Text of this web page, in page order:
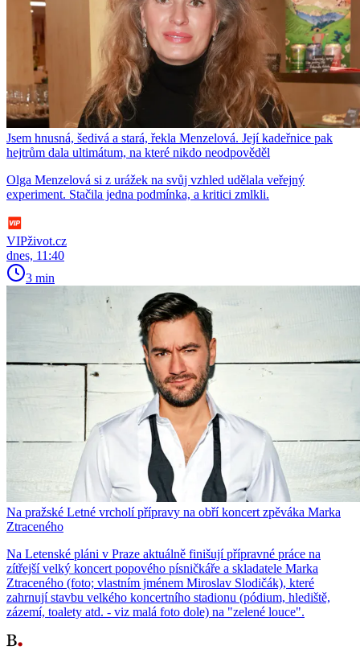
Jsem hnusná, šedivá a stará, řekla Menzelová. Její kadeřnice pak
hejtrům dala ultimátum, na které nikdo neodpověděl
Olga Menzelová si z urážek na svůj vzhled udělala veřejný
experiment. Stačila jedna podmínka, a kritici zmlkli.
VIPživot.cz
dnes, 11:40
3 min
Na pražské Letné vrcholí přípravy na obří koncert zpěváka Marka
Ztraceného
Na Letenské pláni v Praze aktuálně finišují přípravné práce na
zítřejší velký koncert popového písničkáře a skladatele Marka
Ztraceného (foto; vlastním jménem Miroslav Slodičák), které
zahrnují stavbu velkého koncertního stadionu (pódium, hlediště,
zázemí, toalety atd. - viz malá foto dole) na "zelené louce".